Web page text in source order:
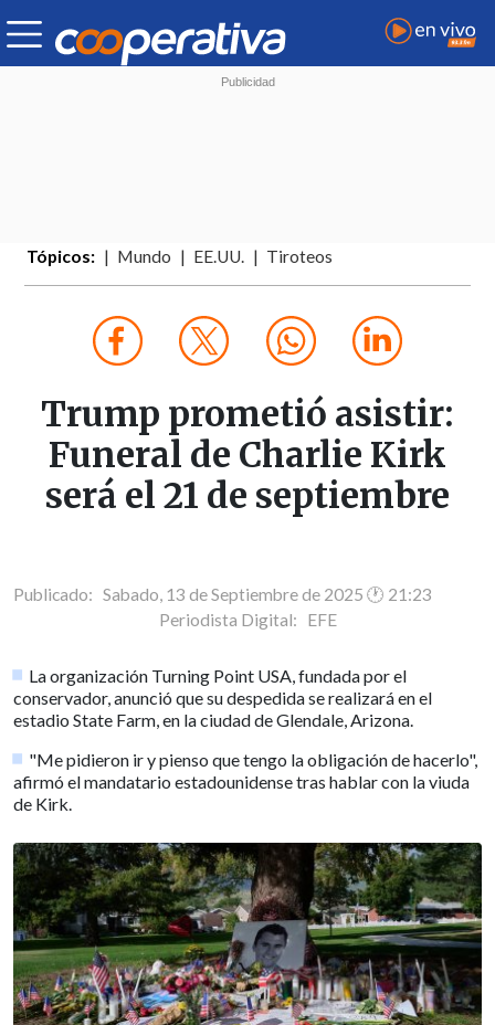
Tópicos: Mundo EE.UU. Tiroteos
Trump prometió asistir:
Funeral de Charlie Kirk
será el 21 de septiembre
Publicado: Sabado, 13 de Septiembre de 2025 🕐 21:23
Periodista Digital: EFE
La organización Turning Point USA, fundada por el
conservador, anunció que su despedida se realizará en el
estadio State Farm, en la ciudad de Glendale, Arizona.
"Me pidieron ir y pienso que tengo la obligación de hacerlo",
afirmó el mandatario estadounidense tras hablar con la viuda
de Kirk.